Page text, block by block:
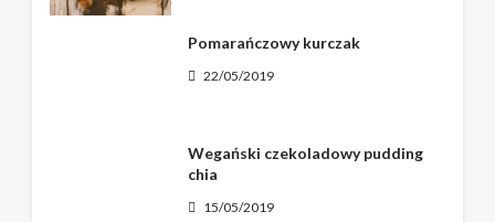
Pomarańczowy kurczak
22/05/2019
Wegański czekoladowy pudding
chia
15/05/2019